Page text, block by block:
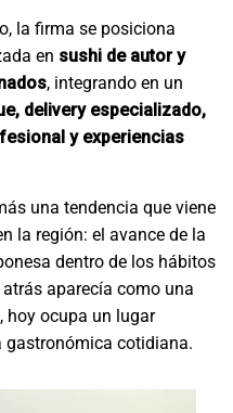
la firma se posiciona
en sushi de autor y
, integrando en un
delivery especializado,
y experiencias
una tendencia que viene
la región: el avance de la
dentro de los hábitos
aparecía como una
hoy ocupa un lugar
gastronómica cotidiana.